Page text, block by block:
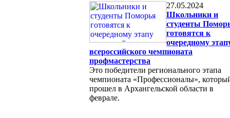
27.05.2024
Школьники и
студенты
готовятся к
очередному
всероссийского чемпионата
профмастерства
Это победители регионального этапа
чемпионата «Профессионалы»,
прошел в Архангельской области в
феврале.